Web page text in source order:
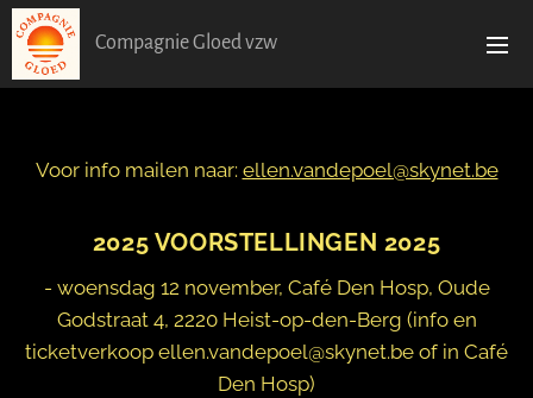
Compagnie Gloed vzw
Voor info mailen naar: ellen.vandepoel@skynet.be
2025 VOORSTELLINGEN 2025
- woensdag 12 november, Café Den Hosp, Oude
Godstraat 4, 2220 Heist-op-den-Berg (info en
ticketverkoop ellen.vandepoel@skynet.be of in Café
Den Hosp)